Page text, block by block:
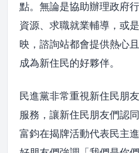
點。無論是協助辦理政府
資源、求職就業輔導，或
映，諮詢站都會提供熱心
成為新住民的好夥伴。
民進黨非常重視新住民朋
服務，讓新住民朋友們認
富鈞在揭牌活動代表民主